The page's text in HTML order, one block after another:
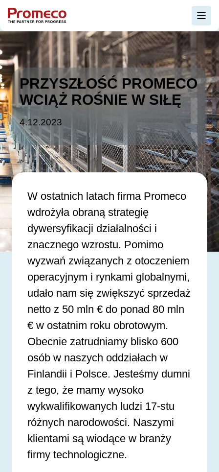
Skip to main content
PRZYSZŁOŚĆ PROMECO
WCIĄŻ ROŚNIE W SIŁĘ
4.12.2023
W ostatnich latach firma Promeco
wdrożyła obraną strategię
dywersyfikacji działalności i
znacznego wzrostu. Pomimo
wyzwań związanych z otoczeniem
operacyjnym i rynkami globalnymi,
udało nam się zwiększyć sprzedaż
netto z 50 mln € do ponad 80 mln
€ w ostatnim roku obrotowym.
Obecnie zatrudniamy blisko 600
osób w naszych oddziałach w
Finlandii i Polsce. Jesteśmy dumni
z tego, że mamy wysoko
wykwalifikowanych ludzi 17-stu
różnych narodowości. Naszymi
klientami są wiodące w branży
firmy technologiczne.